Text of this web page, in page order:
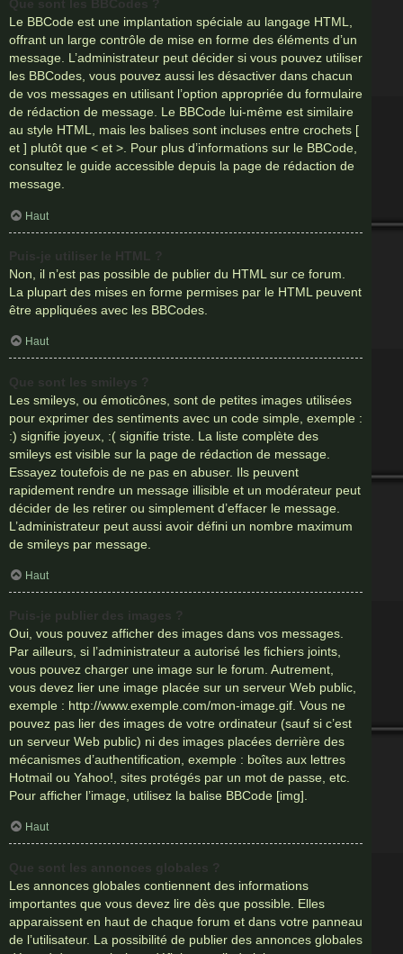
Le BBCode est une implantation spéciale au langage HTML,
offrant un large contrôle de mise en forme des éléments d’un
message. L’administrateur peut décider si vous pouvez utiliser
les BBCodes, vous pouvez aussi les désactiver dans chacun
de vos messages en utilisant l’option appropriée du formulaire
de rédaction de message. Le BBCode lui-même est similaire
au style HTML, mais les balises sont incluses entre crochets [
et ] plutôt que < et >. Pour plus d’informations sur le BBCode,
consultez le guide accessible depuis la page de rédaction de
message.
Haut
Non, il n’est pas possible de publier du HTML sur ce forum.
La plupart des mises en forme permises par le HTML peuvent
être appliquées avec les BBCodes.
Haut
Les smileys, ou émoticônes, sont de petites images utilisées
pour exprimer des sentiments avec un code simple, exemple :
:) signifie joyeux, :( signifie triste. La liste complète des
smileys est visible sur la page de rédaction de message.
Essayez toutefois de ne pas en abuser. Ils peuvent
rapidement rendre un message illisible et un modérateur peut
décider de les retirer ou simplement d’effacer le message.
L’administrateur peut aussi avoir défini un nombre maximum
de smileys par message.
Haut
Oui, vous pouvez afficher des images dans vos messages.
Par ailleurs, si l’administrateur a autorisé les fichiers joints,
vous pouvez charger une image sur le forum. Autrement,
vous devez lier une image placée sur un serveur Web public,
exemple : http://www.exemple.com/mon-image.gif. Vous ne
pouvez pas lier des images de votre ordinateur (sauf si c’est
un serveur Web public) ni des images placées derrière des
mécanismes d’authentification, exemple : boîtes aux lettres
Hotmail ou Yahoo!, sites protégés par un mot de passe, etc.
Pour afficher l’image, utilisez la balise BBCode [img].
Haut
Les annonces globales contiennent des informations
importantes que vous devez lire dès que possible. Elles
apparaissent en haut de chaque forum et dans votre panneau
de l’utilisateur. La possibilité de publier des annonces globales